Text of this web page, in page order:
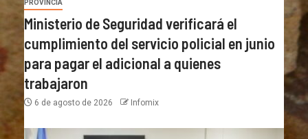
PROVINCIA
Ministerio de Seguridad verificará el
cumplimiento del servicio policial en junio
para pagar el adicional a quienes
trabajaron
6 de agosto de 2026 Infomix